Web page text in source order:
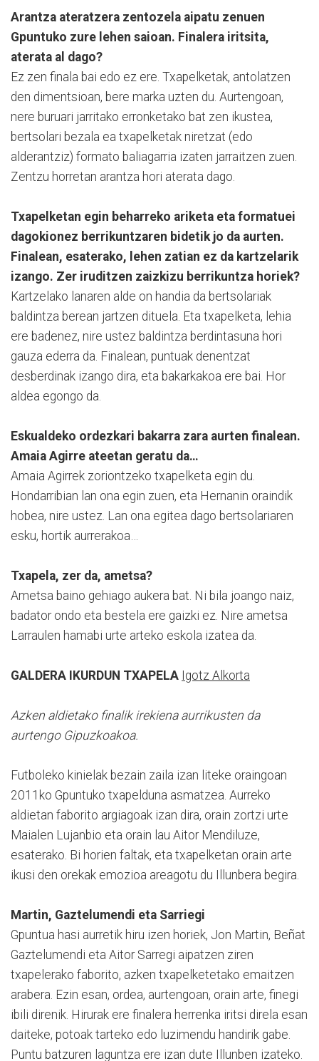
Arantza ateratzera zentozela aipatu zenuen
Gpuntuko zure lehen saioan. Finalera iritsita,
aterata al dago?
Ez zen finala bai edo ez ere. Txapelketak, antolatzen
den dimentsioan, bere marka uzten du. Aurtengoan,
nere buruari jarritako erronketako bat zen ikustea,
bertsolari bezala ea txapelketak niretzat (edo
alderantziz) formato baliagarria izaten jarraitzen zuen.
Zentzu horretan arantza hori aterata dago.
Txapelketan egin beharreko ariketa eta formatuei
dagokionez berrikuntzaren bidetik jo da aurten.
Finalean, esaterako, lehen zatian ez da kartzelarik
izango. Zer iruditzen zaizkizu berrikuntza horiek?
Kartzelako lanaren alde on handia da bertsolariak
baldintza berean jartzen dituela. Eta txapelketa, lehia
ere badenez, nire ustez baldintza berdintasuna hori
gauza ederra da. Finalean, puntuak denentzat
desberdinak izango dira, eta bakarkakoa ere bai. Hor
aldea egongo da.
Eskualdeko ordezkari bakarra zara aurten finalean.
Amaia Agirre ateetan geratu da…
Amaia Agirrek zoriontzeko txapelketa egin du.
Hondarribian lan ona egin zuen, eta Hernanin oraindik
hobea, nire ustez. Lan ona egitea dago bertsolariaren
esku, hortik aurrerakoa…
Txapela, zer da, ametsa?
Ametsa baino gehiago aukera bat. Ni bila joango naiz,
badator ondo eta bestela ere gaizki ez. Nire ametsa
Larraulen hamabi urte arteko eskola izatea da.
GALDERA IKURDUN TXAPELA Igotz Alkorta
Azken aldietako finalik irekiena aurrikusten da
aurtengo Gipuzkoakoa.
Futboleko kinielak bezain zaila izan liteke oraingoan
2011ko Gpuntuko txapelduna asmatzea. Aurreko
aldietan faborito argiagoak izan dira, orain zortzi urte
Maialen Lujanbio eta orain lau Aitor Mendiluze,
esaterako. Bi horien faltak, eta txapelketan orain arte
ikusi den orekak emozioa areagotu du Illunbera begira.
Martin, Gaztelumendi eta Sarriegi
Gpuntua hasi aurretik hiru izen horiek, Jon Martin, Beñat
Gaztelumendi eta Aitor Sarregi aipatzen ziren
txapelerako faborito, azken txapelketetako emaitzen
arabera. Ezin esan, ordea, aurtengoan, orain arte, finegi
ibili direnik. Hirurak ere finalera herrenka iritsi direla esan
daiteke, potoak tarteko edo luzimendu handirik gabe.
Puntu batzuren laguntza ere izan dute Illunben izateko.